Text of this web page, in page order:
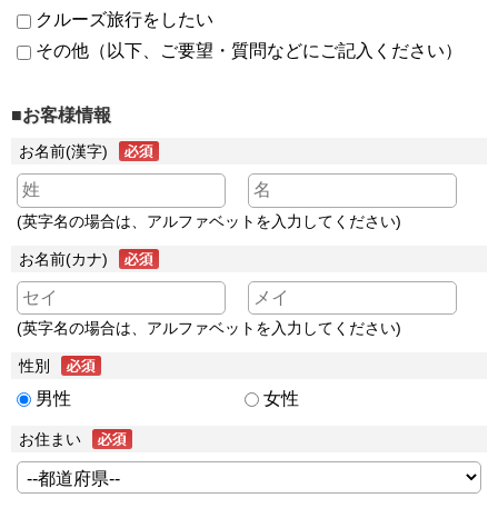
クルーズ旅行をしたい
その他（以下、ご要望・質問などにご記入ください）
■お客様情報
お名前(漢字)
(英字名の場合は、アルファベットを入力してください)
お名前(カナ)
(英字名の場合は、アルファベットを入力してください)
性別
男性 女性
お住まい